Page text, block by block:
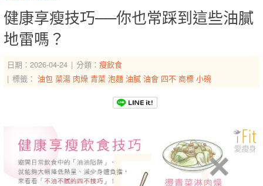
健康享瘦技巧──你也常踩到這些油膩
地雷嗎？
日期：2026-04-24 分類： 瘦飲食
標籤： 油包 菜湯 肉燥 青菜 泡麵 油膩 油會 四不 商標 小碗